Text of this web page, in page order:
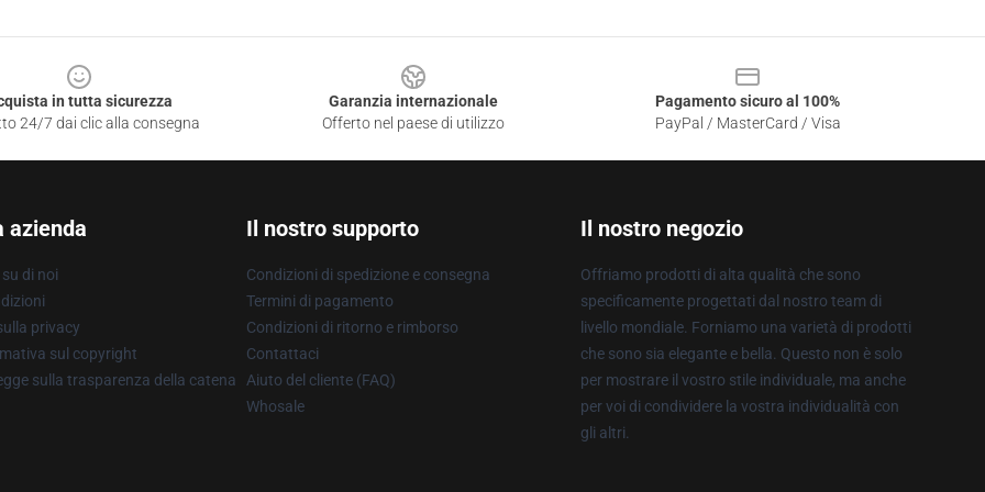
in tutta sicurezza
24/7 dai clic alla consegna
Garanzia internazionale
Offerto nel paese di utilizzo
Pagamento sicuro al 100%
PayPal / MasterCard / Visa
azienda
di noi
privacy
sul copyright
sulla trasparenza della catena
Il nostro supporto
Condizioni di spedizione e consegna
Termini di pagamento
Condizioni di ritorno e rimborso
Contattaci
Aiuto del cliente (FAQ)
Whosale
Il nostro negozio
Offriamo prodotti di alta qualità che sono
specificamente progettati dal nostro team di
livello mondiale. Forniamo una varietà di prodotti
che sono sia elegante e bella. Questo non è solo
per mostrare il vostro stile individuale, ma anche
per voi di condividere la vostra individualità con
gli altri.